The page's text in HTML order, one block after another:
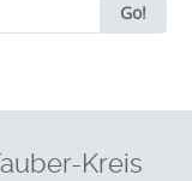
Go!
Kreis